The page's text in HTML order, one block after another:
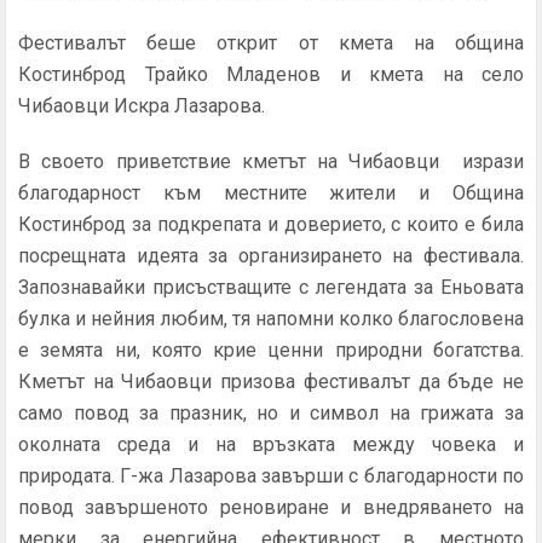
Фестивалът беше открит от кмета на община
Костинброд Трайко Младенов и кмета на село
Чибаовци Искра Лазарова.
В своето приветствие кметът на Чибаовци изрази
благодарност към местните жители и Община
Костинброд за подкрепата и доверието, с които е била
посрещната идеята за организирането на фестивала.
Запознавайки присъстващите с легендата за Еньовата
булка и нейния любим, тя напомни колко благословена
е земята ни, която крие ценни природни богатства.
Кметът на Чибаовци призова фестивалът да бъде не
само повод за празник, но и символ на грижата за
околната среда и на връзката между човека и
природата. Г-жа Лазарова завърши с благодарности по
повод завършеното реновиране и внедряването на